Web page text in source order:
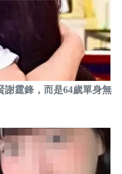
謝霆鋒，而是64歲單身無